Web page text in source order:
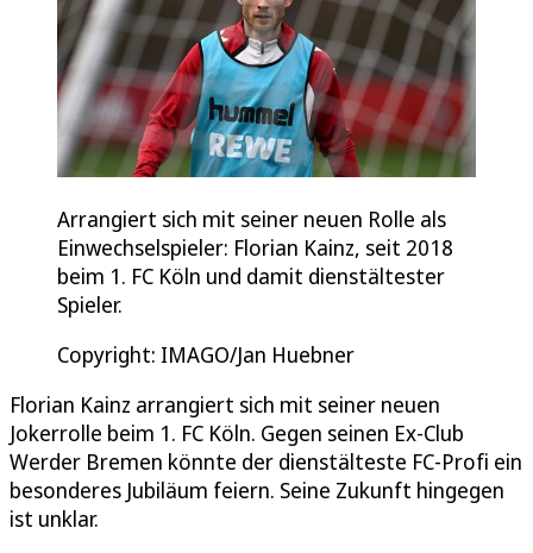
Arrangiert sich mit seiner neuen Rolle als
Einwechselspieler: Florian Kainz, seit 2018
beim 1. FC Köln und damit dienstältester
Spieler.
Copyright: IMAGO/Jan Huebner
Florian Kainz arrangiert sich mit seiner neuen
Jokerrolle beim 1. FC Köln. Gegen seinen Ex-Club
Werder Bremen könnte der dienstälteste FC-Profi ein
besonderes Jubiläum feiern. Seine Zukunft hingegen
ist unklar.